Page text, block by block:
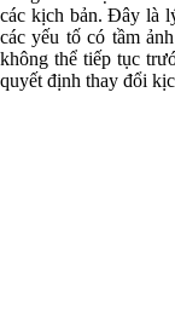
các kịch bản. Đây là
các yếu tố có tầm
không thể tiếp tục
quyết định thay đổi